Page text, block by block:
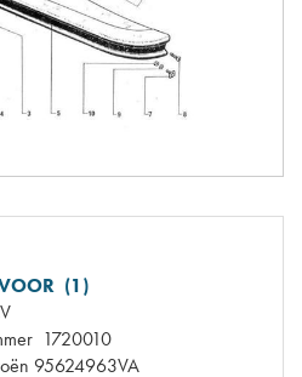
(1)
1720010
95624963VA